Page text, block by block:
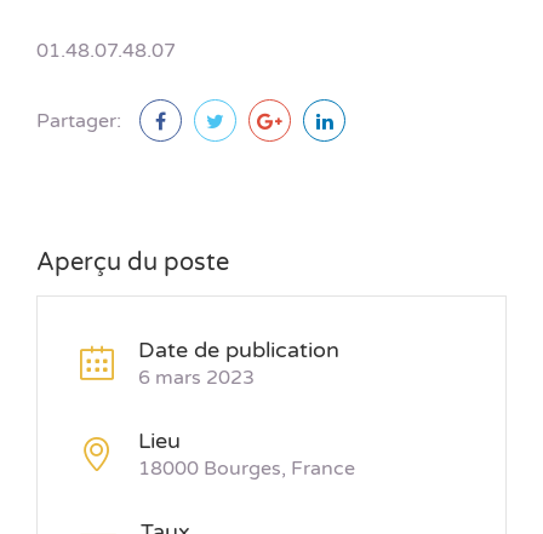
01.48.07.48.07
Partager:
Aperçu du poste
Date de publication
6 mars 2023
Lieu
18000 Bourges, France